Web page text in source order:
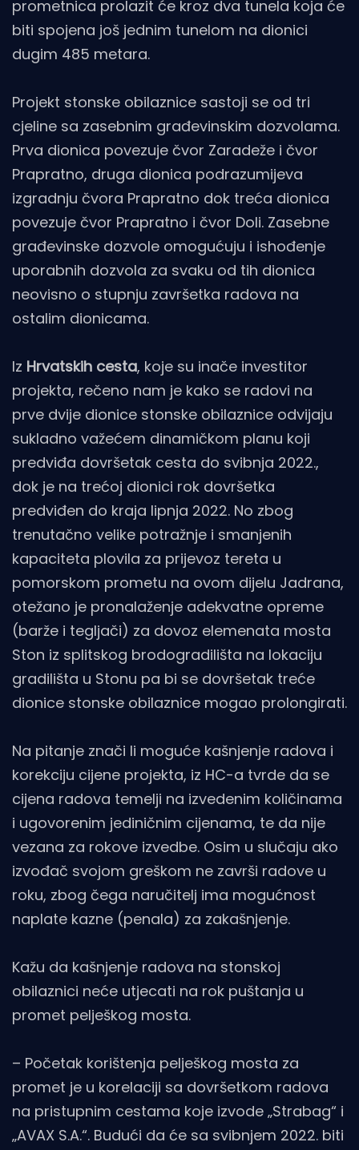
prometnica prolazit će kroz dva tunela koja će
biti spojena još jednim tunelom na dionici
dugim 485 metara.
Projekt stonske obilaznice sastoji se od tri
cjeline sa zasebnim građevinskim dozvolama.
Prva dionica povezuje čvor Zaradeže i čvor
Prapratno, druga dionica podrazumijeva
izgradnju čvora Prapratno dok treća dionica
povezuje čvor Prapratno i čvor Doli. Zasebne
građevinske dozvole omogućuju i ishođenje
uporabnih dozvola za svaku od tih dionica
neovisno o stupnju završetka radova na
ostalim dionicama.
Iz Hrvatskih cesta, koje su inače investitor
projekta, rečeno nam je kako se radovi na
prve dvije dionice stonske obilaznice odvijaju
sukladno važećem dinamičkom planu koji
predviđa dovršetak cesta do svibnja 2022.,
dok je na trećoj dionici rok dovršetka
predviđen do kraja lipnja 2022. No zbog
trenutačno velike potražnje i smanjenih
kapaciteta plovila za prijevoz tereta u
pomorskom prometu na ovom dijelu Jadrana,
otežano je pronalaženje adekvatne opreme
(barže i tegljači) za dovoz elemenata mosta
Ston iz splitskog brodogradilišta na lokaciju
gradilišta u Stonu pa bi se dovršetak treće
dionice stonske obilaznice mogao prolongirati.
Na pitanje znači li moguće kašnjenje radova i
korekciju cijene projekta, iz HC-a tvrde da se
cijena radova temelji na izvedenim količinama
i ugovorenim jediničnim cijenama, te da nije
vezana za rokove izvedbe. Osim u slučaju ako
izvođač svojom greškom ne završi radove u
roku, zbog čega naručitelj ima mogućnost
naplate kazne (penala) za zakašnjenje.
Kažu da kašnjenje radova na stonskoj
obilaznici neće utjecati na rok puštanja u
promet pelješkog mosta.
– Početak korištenja pelješkog mosta za
promet je u korelaciji sa dovršetkom radova
na pristupnim cestama koje izvode „Strabag“ i
„AVAX S.A.“. Budući da će sa svibnjem 2022. biti